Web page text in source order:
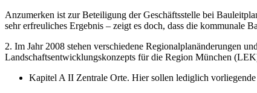
Anzumerken ist zur Beteiligung der Geschäftsstelle bei
sehr erfreuliches Ergebnis – zeigt es doch, dass die kommunale
2. Im Jahr 2008 stehen verschiedene Regionalplanänderungen
Landschaftsentwicklungskonzepts für die Region München
Kapitel A II Zentrale Orte. Hier sollen lediglich